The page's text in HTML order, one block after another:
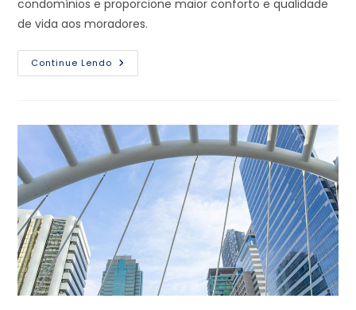
condomínios e proporcione maior conforto e qualidade
de vida aos moradores.
Continue Lendo